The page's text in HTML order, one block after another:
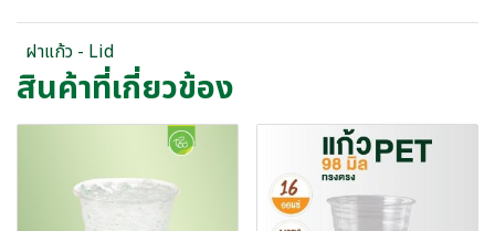
ฝาแก้ว - Lid
สินค้าที่เกี่ยวข้อง